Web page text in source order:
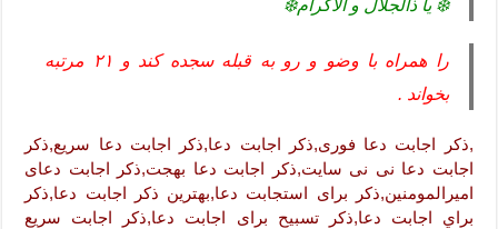
❄️ یا ذالجلال و الاکرام❄️
را همراه با وضو و رو به قبله
سجده کند و ٢۱ مرتبه
بخواند .
,ذکر اجابت دعا فوری,ذکر اجابت دعا,ذکر اجابت دعا سریع,ذکر
اجابت دعا نی نی سایت,ذکر اجابت دعا بهجت,ذکر اجابت دعای
امیرالمومنین,ذکر برای استجابت دعا,بهترین ذکر اجابت دعا,ذكر
براي اجابت دعا,ذکر تسبیح برای اجابت دعا,ذکر اجابت سریع